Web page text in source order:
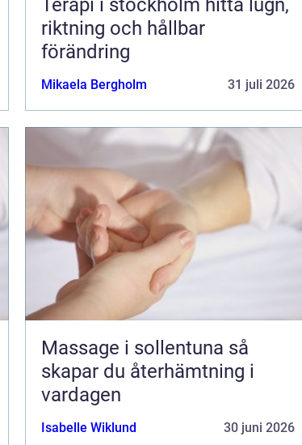
riktning och hållbar
förändring
Mikaela Bergholm 31 juli 2026
Massage i sollentuna så
skapar du återhämtning i
vardagen
Isabelle Wiklund 30 juni 2026